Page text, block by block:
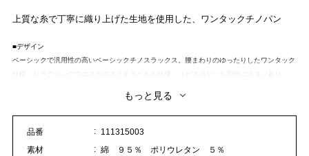
上質な糸で丁寧に織り上げた生地を使用した、ワンタックチノパン
■デザイン
ベーシックで汎用性の高いベーシックチノスラックス。腰まわりのゆったりしたワンタック
通常の糸加工に櫛で研ぎ綺麗に整えたコーマ糸を使用、さらに光沢を出すために毛羽を抑え
るコンパクト加工を施しました。表面の光沢と綿のふくらみに拘った日本製生地を使用して
もっと見る
品番
111315003
素材
綿 ９５％ ポリウレタン ５％